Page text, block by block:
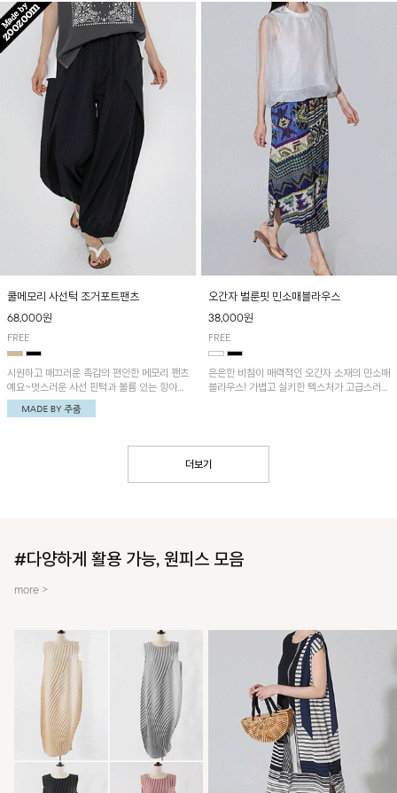
쿨메모리 사선턱 조거포트팬츠
68,000원
FREE
시원하고 매끄러운 촉감의 편안한 메모리 팬츠
예요~멋스러운 사선 핀턱과 볼륨 있는 항아리
핏이 유니크한 아이템!
오간자 벌룬핏 민소매블라우스
38,000원
FREE
은은한 비침이 매력적인 오간자 소재의 민소매
블라우스! 가볍고 실키한 텍스처가 고급스러운
더보기
#다양하게 활용 가능, 원피스 모음
more >